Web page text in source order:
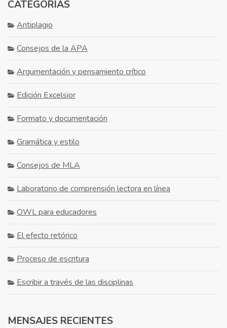
CATEGORÍAS
Antiplagio
Consejos de la APA
Argumentación y pensamiento crítico
Edición Excelsior
Formato y documentación
Gramática y estilo
Consejos de MLA
Laboratorio de comprensión lectora en línea
OWL para educadores
El efecto retórico
Proceso de escritura
Escribir a través de las disciplinas
MENSAJES RECIENTES